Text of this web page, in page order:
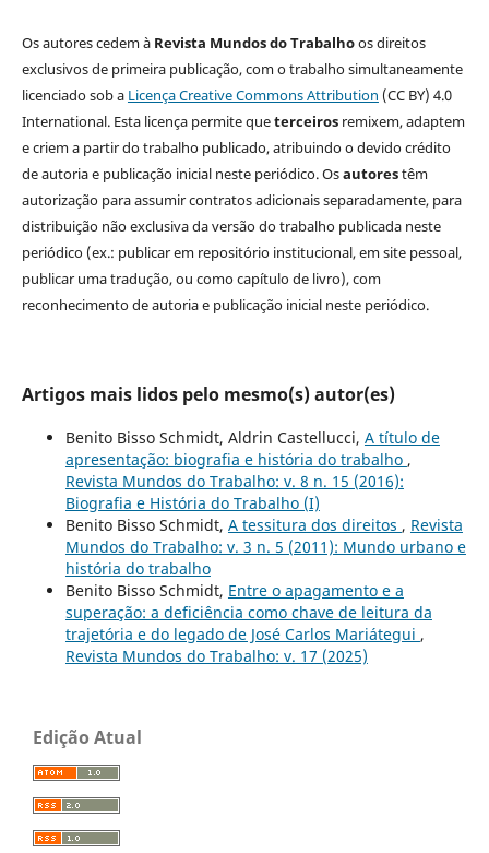
Os autores cedem à Revista Mundos do Trabalhoos direitos
exclusivos de primeira publicação, com o trabalho simultaneamente
licenciado sob a Licença Creative Commons Attribution (CC BY) 4.0
International. Esta licença permite queterceirosremixem, adaptem
e criem a partir do trabalho publicado, atribuindo o devido crédito
de autoria e publicação inicial neste periódico. Osautorestêm
autorização para assumir contratos adicionais separadamente, para
distribuição não exclusiva da versão do trabalho publicada neste
periódico (ex.: publicar em repositório institucional, em site pessoal,
publicar uma tradução, ou como capítulo de livro), com
reconhecimento de autoria e publicação inicial neste periódico.
Artigos mais lidos pelo mesmo(s) autor(es)
Benito Bisso Schmidt, Aldrin Castellucci, A título de
apresentação: biografia e história do trabalho ,
Revista Mundos do Trabalho: v. 8 n. 15 (2016):
Biografia e História do Trabalho (I)
Benito Bisso Schmidt, A tessitura dos direitos , Revista
Mundos do Trabalho: v. 3 n. 5 (2011): Mundo urbano e
história do trabalho
Benito Bisso Schmidt, Entre o apagamento e a
superação: a deficiência como chave de leitura da
trajetória e do legado de José Carlos Mariátegui ,
Revista Mundos do Trabalho: v. 17 (2025)
Edição Atual